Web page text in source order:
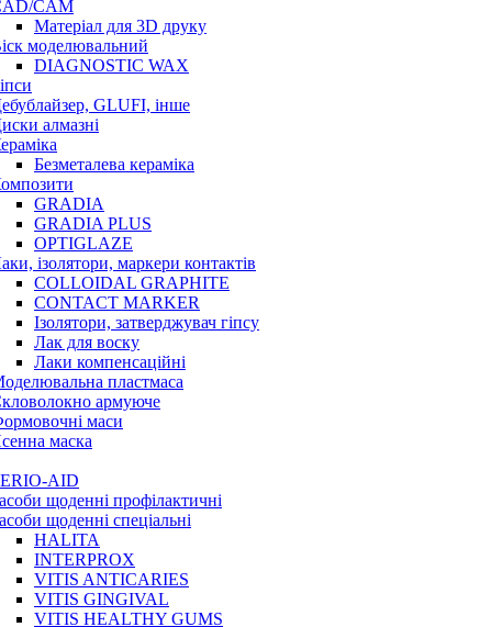
CAM
Матеріал для 3D друку
моделювальний
DIAGNOSTIC WAX
GLUFI, інше
алмазні
Безметалева кераміка
GRADIA
GRADIA PLUS
OPTIGLAZE
ізолятори, маркери контактів
COLLOIDAL GRAPHITE
CONTACT MARKER
Ізолятори, затверджувач гіпсу
Лак для воску
Лаки компенсаційні
пластмаса
армуюче
маси
маска
AID
щоденні профілактичні
щоденні спеціальні
HALITA
INTERPROX
VITIS ANTICARIES
VITIS GINGIVAL
VITIS HEALTHY GUMS